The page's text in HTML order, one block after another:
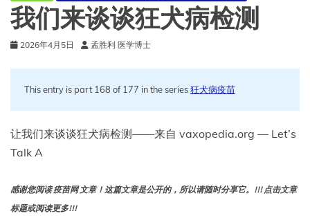
例
报
告
的
我们来谈谈狂犬病检测
2026年4月5日 孟胜利 医学博士
This entry is part 168 of 177 in the series狂犬病疫苗
让我们来谈谈狂犬病检测——来自 vaxopedia.org — Let’s
Talk A
感谢您阅读 疫苗网 文章！这篇文章是公开的，所以请随时分享它。!!! 点击文章
标题或阅读更多!!!